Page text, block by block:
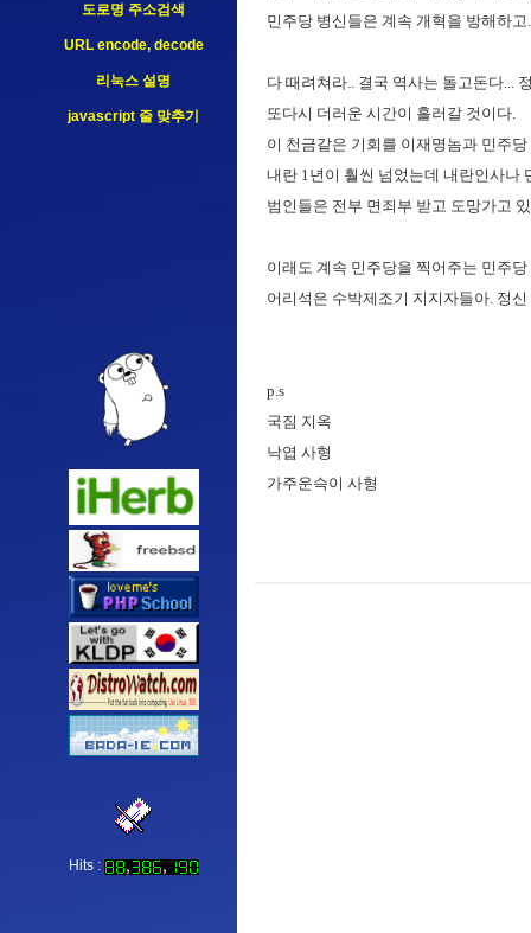
도로명 주소검색
URL encode, decode
리눅스 설명
javascript 줄 맞추기
Hits :
민주당 병신들은 계속 개혁을 방해하
다 때려쳐라.. 결국 역사는 돌고돈다...
또다시 더러운 시간이 흘러갈 것이다.
이 천금같은 기회를 이재명놈과 민주
내란 1년이 훨씬 넘었는데 내란인사나
범인들은 전부 면죄부 받고 도망가고
이래도 계속 민주당을 찍어주는 민주
어리석은 수박제조기 지지자들아. 정
p.s
국짐 지옥
낙엽 사형
가주운슥이 사형